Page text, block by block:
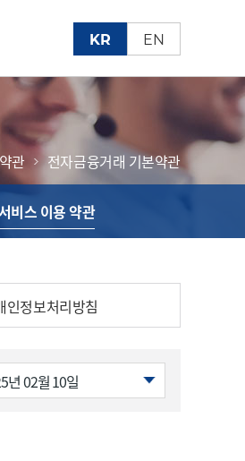
KR EN
관 전자금융거래 기본약관
비스 이용 약관
인정보처리방침